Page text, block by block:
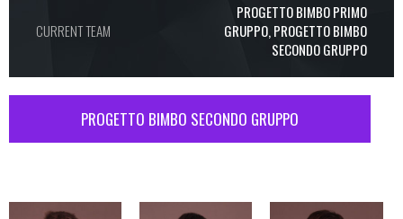
CURRENT TEAM
PROGETTO BIMBO PRIMO
GRUPPO, PROGETTO BIMBO
SECONDO GRUPPO
PROGETTO BIMBO SECONDO GRUPPO